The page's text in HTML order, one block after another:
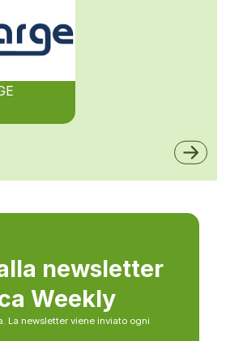
newsletter
Weekly
La newsletter viene inviato ogni